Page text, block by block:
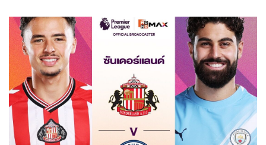
หนีตกชั้น โดยไฮไลต์สำคัญอยู่ที่ซูเปอร์บิ๊กแมตช์ อาร์เซนอล
ปะทะ ลิเวอร์พูล ศึกยักษ์ชนยักษ์ที่อาจชี้ชะตาการลุ้นแชมป์และ
ทิศทางของตารางคะแนนในช่วงครึ่งฤดูกาลหลัง พร้อมด้วยเกม
ใหญ่หลายคู่ที่พร้อมระเบิดความเดือดให้แฟนบอลได้ลุ้นกันแบบ
ข้ามคืน ถ่ายทอดสดครบทุกคู่ทาง Monomax และบางคู่ผ่านหน้า
จอ ช่อง MONO29